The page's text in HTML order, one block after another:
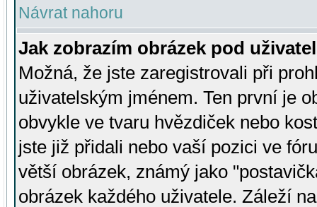
Návrat nahoru
Jak zobrazím obrázek pod
Možná, že jste zaregistrovali při
uživatelským jménem. Ten první je
obvykle ve tvaru hvězdiček nebo
jste již přidali nebo vaší pozici ve
větší obrázek, známý jako
obrázek každého uživatele. Záleží